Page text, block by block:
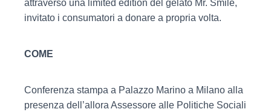
attraverso una limited edition del gelato Mr. Smile,
invitato i consumatori a donare a propria volta.
COME
Conferenza stampa a Palazzo Marino a Milano alla
presenza dell’allora Assessore alle Politiche Sociali